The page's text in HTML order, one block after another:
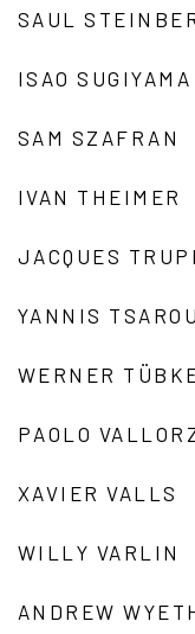
SAUL
ISAO SUGIYAMA
SAM SZAFRAN
IVAN THEIMER
JACQUES
YANNIS
WERNER
PAOLO
XAVIER VALLS
WILLY VARLIN
ANDREW